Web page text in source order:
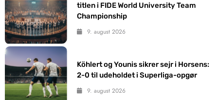
titlen i FIDE World University Team
Championship
9. august 2026
Köhlert og Younis sikrer sejr i Horsens:
2-0 til udeholdet i Superliga-opgør
9. august 2026